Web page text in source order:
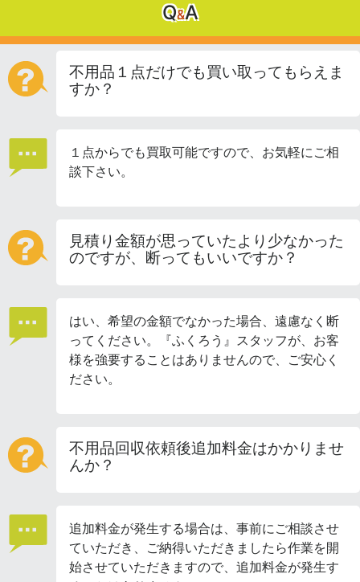
Q&A
不用品１点だけでも買い取ってもらえま
すか？
１点からでも買取可能ですので、お気軽にご相
談下さい。
見積り金額が思っていたより少なかった
のですが、断ってもいいですか？
はい、希望の金額でなかった場合、遠慮なく断
ってください。『ふくろう』スタッフが、お客
様を強要することはありませんので、ご安心く
ださい。
不用品回収依頼後追加料金はかかりませ
んか？
追加料金が発生する場合は、事前にご相談させ
ていただき、ご納得いただきましたら作業を開
始させていただきますので、追加料金が発生す